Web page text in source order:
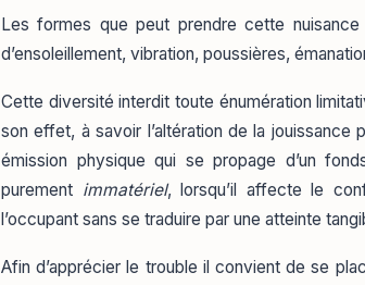
Les formes que peut prendre cette
d’ensoleillement, vibration, poussières,
Cette diversité interdit toute énumération
son effet, à savoir l’altération de la jouissance
émission physique qui se propage d’un
purement immatériel, lorsqu’il affecte le
l’occupant sans se traduire par une atteinte
Afin d’apprécier le trouble il convient de se